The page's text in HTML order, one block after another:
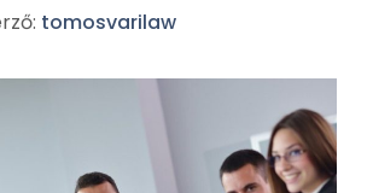
tomosvarilaw